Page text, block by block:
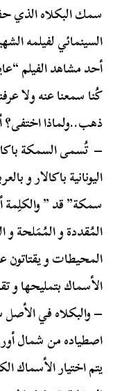
سمك البكلاه الذي
السينمائي لفيلمه
أحد مشاهد الفيلم
كُنا سمعنا عنه ولا
ذهب..ولماذا اختفى؟
– تُسمى السمكة
اليونانية باكالار و
سمكة” قد ” والكلِمة
المُقددة و المُمَلحة و
المحيطات و
الأسماك بتمليحها و
اصطياده من شمال
يتم اختيار الأسماك